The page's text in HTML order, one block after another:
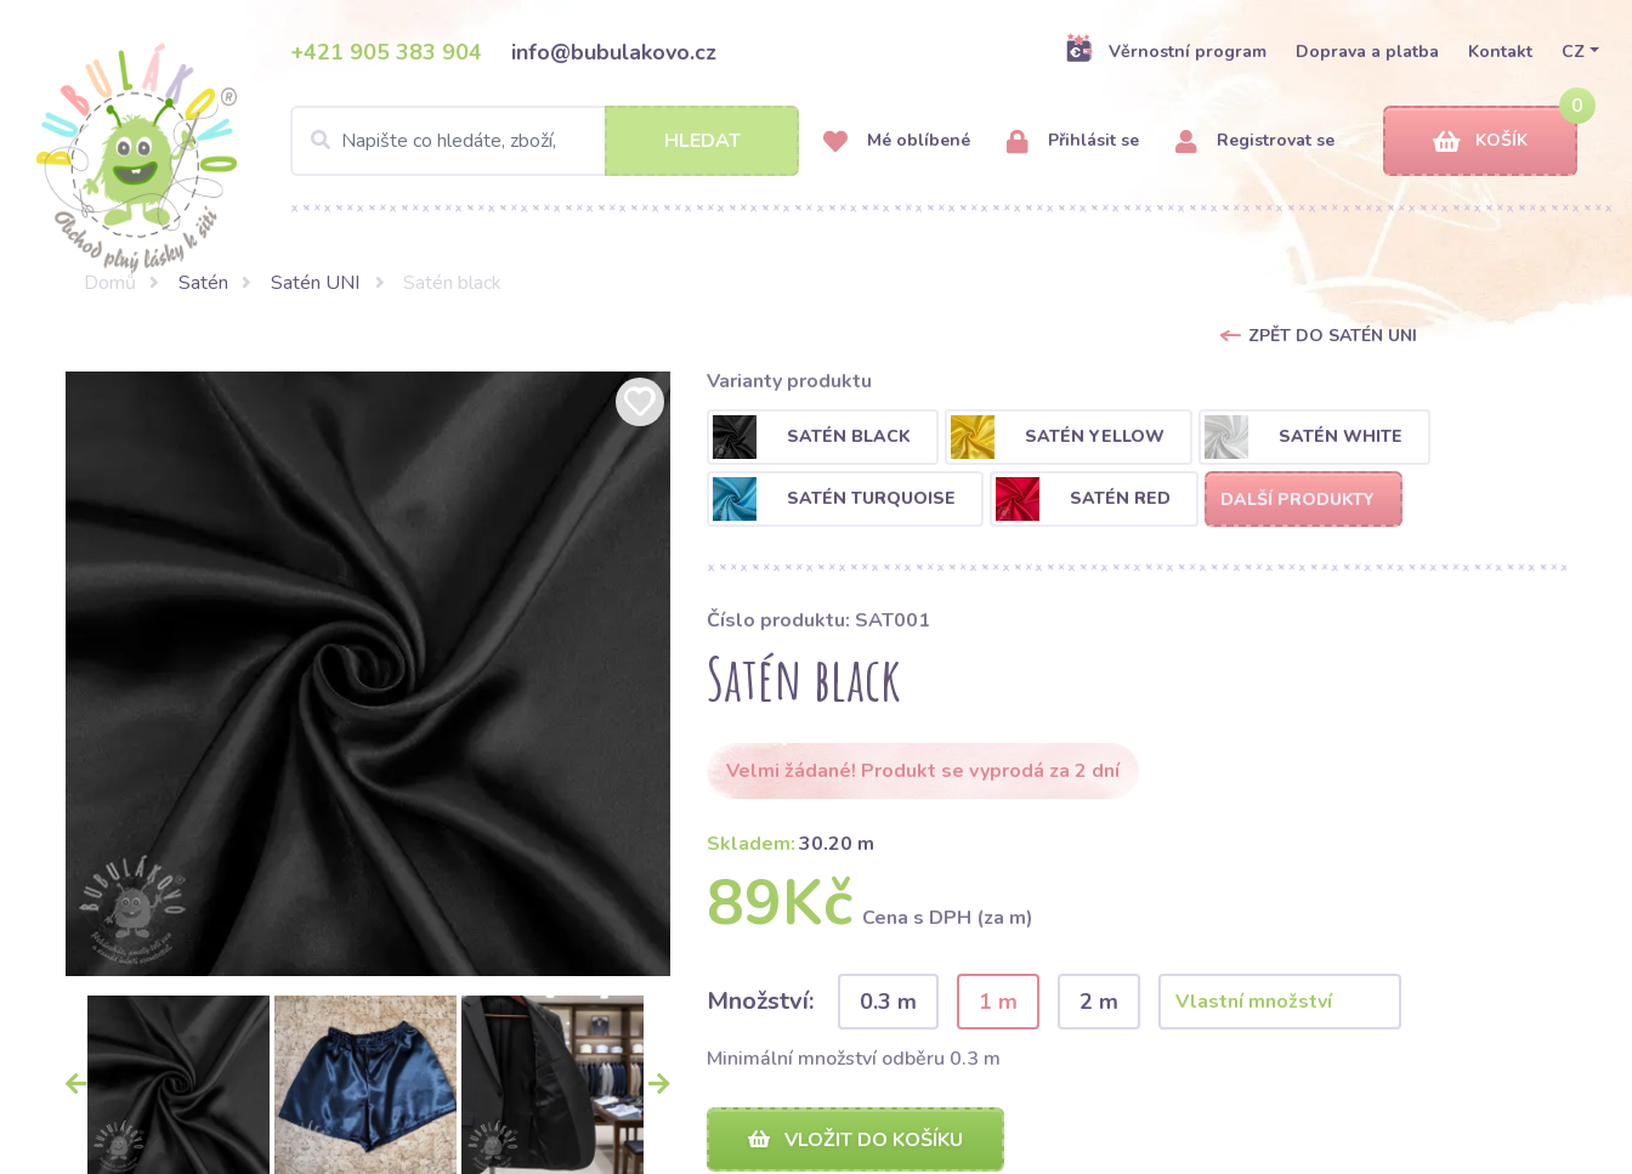
+421 905 383 904 info@bubulakovo.cz Věrnostní program Doprava a platba Kontakt CZ
HLEDAT Mé oblíbené Přihlásit se Registrovat se
0
KOŠÍK
Domů Satén Satén UNI Satén black
ZPĚT DO SATÉN UNI
Varianty produktu
SATÉN BLACK SATÉN YELLOW SATÉN WHITE
SATÉN TURQUOISE SATÉN RED DALŠÍ PRODUKTY
Číslo produktu: SAT001
Satén black
Velmi žádané! Produkt se vyprodá za 2 dní
Skladem:30.20 m
89Kč Cena s DPH (za m)
Množství: 0.3 m 1 m 2 m
Minimální množství odběru 0.3 m
VLOŽIT DO KOŠÍKU